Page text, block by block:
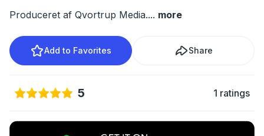
Produceret af Qvortrup Media.... more
Add to Favorites Share
5 1 ratings